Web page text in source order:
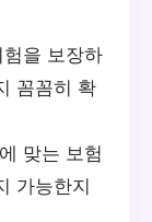
을 보장하
꼼꼼히 확
맞는 보험
가능한지